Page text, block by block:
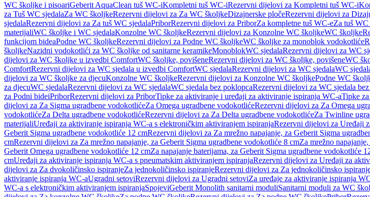
WC školjke i pisoariGeberit AquaClean tuš WC-iKompletni tuš WC-iRezervni dijelovi za Kompletni tuš WC-i
za Tuš WC sjedalaZa WC školjkeRezervni dijelovi za Za WC školjkeDizajnerske pločeRezervni dijelovi za
sjedalaRezervni dijelovi za Za tuš WC sjedalaPriborRezervni dijelovi za PriborZa kompletne tuš WC-eZa tuš WC
materijaliWC školjke i WC sjedalaKonzolne WC školjkeRezervni dijelovi za Konzolne WC školjkeWC školjke
funkcijom bideaPodne WC školjkeRezervni dijelovi za Podne WC školjkeWC školjke za monoblok vodokotliće
školjkeNazidni vodokotlići za WC školjke od sanitarne keramikeMonoblokWC sjedalaRezervni dijelovi za WC
dijelovi za WC školjke u izvedbi ComfortWC školjke, povišeneRezervni dijelovi za WC školjke, povišeneWC
ComfortRezervni dijelovi za WC sjedala u izvedbi ComfortWC sjedalaRezervni dijelovi za WC sjedalaWC
dijelovi za WC školjke za djecuKonzolne WC školjkeRezervni dijelovi za Konzolne WC školjkePodne WC
za djecuWC sjedalaRezervni dijelovi za WC sjedalaWC sjedala bez poklopcaRezervni dijelovi za WC sjedala
za Podni bideiPriborRezervni dijelovi za PriborTipke za aktiviranje i uređaji za aktiviranje ispiranja WC-aTipke
dijelovi za Za Sigma ugradbene vodokotlićeZa Omega ugradbene vodokotlićeRezervni dijelovi za Za Omega
vodokotlićeZa Delta ugradbene vodokotlićeRezervni dijelovi za Za Delta ugradbene vodokotlićeZa Twinline
materijaliUređaji za aktiviranje ispiranja WC-a s elektroničkim aktiviranjem ispiranjaRezervni dijelovi za Uređaji
Geberit Sigma ugradbene vodokotliće 12 cmRezervni dijelovi za Za mrežno napajanje, za Geberit Sigma
cmRezervni dijelovi za Za mrežno napajanje, za Geberit Sigma ugradbene vodokotliće 8 cmZa mrežno
Geberit Omega ugradbene vodokotliće 12 cmZa napajanje baterijama, za Geberit Sigma ugradbene vodokotliće
cmUređaji za aktiviranje ispiranja WC-a s pneumatskim aktiviranjem ispiranjaRezervni dijelovi za Uređaji za
dijelovi za Za dvokoličinsko ispiranjeZa jednokoličinsko ispiranjeRezervni dijelovi za Za jednokoličinsko
aktiviranje ispiranja WC-aUgradni setoviRezervni dijelovi za Ugradni setoviZa uređaje za aktiviranje ispiranja
WC-a s elektroničkim aktiviranjem ispiranjaSpojeviGeberit Monolith sanitarni moduliSanitarni moduli za WC